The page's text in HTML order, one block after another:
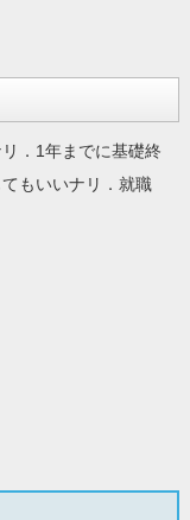
．1年までに基礎終
もいいナリ．就職